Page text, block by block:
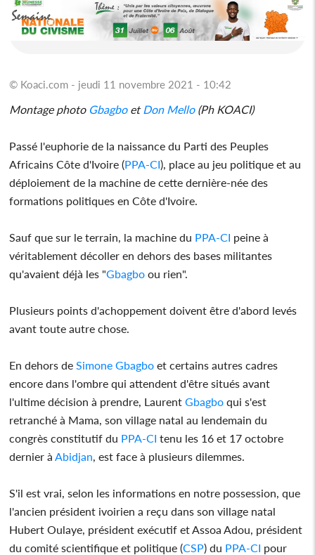
© Koaci.com - jeudi 11 novembre 2021 - 10:42
Montage photo GbagboetDon Mello(Ph KOACI)
Passé l'euphorie de la naissance du Parti des Peuples
Africains Côte d'Ivoire (PPA-CI), place au jeu politique et au
déploiement de la machine de cette dernière-née des
formations politiques en Côte d'Ivoire.
Sauf que sur le terrain, la machine du PPA-CI peine à
véritablement décoller en dehors des bases militantes
qu'avaient déjà les "Gbagbo ou rien".
Plusieurs points d'achoppement doivent être d'abord levés
avant toute autre chose.
En dehors deSimone Gbagbo et certains autres cadres
encore dans l'ombre qui attendent d'être situés avant
l'ultime décision à prendre, LaurentGbagbo qui s'est
retranché à Mama, son village natal au lendemain du
congrès constitutif du PPA-CI tenu les 16 et 17 octobre
dernier àAbidjan, est face à plusieurs dilemmes.
S'il est vrai, selon les informations en notre possession, que
l'ancien président ivoirien a reçu dans son village natal
Hubert Oulaye, président exécutif et Assoa Adou, président
du comité scientifique et politique (CSP) du PPA-CI pour